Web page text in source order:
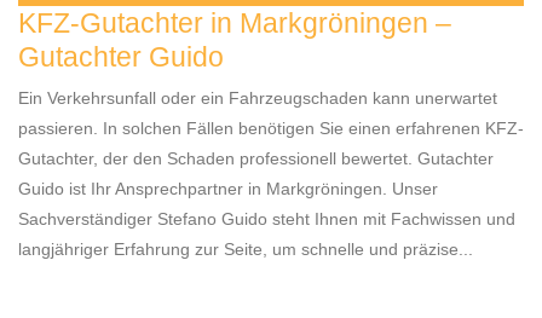
KFZ-Gutachter in Markgröningen –
Gutachter Guido
Ein Verkehrsunfall oder ein Fahrzeugschaden kann unerwartet
passieren. In solchen Fällen benötigen Sie einen erfahrenen KFZ-
Gutachter, der den Schaden professionell bewertet. Gutachter
Guido ist Ihr Ansprechpartner in Markgröningen. Unser
Sachverständiger Stefano Guido steht Ihnen mit Fachwissen und
langjähriger Erfahrung zur Seite, um schnelle und präzise...